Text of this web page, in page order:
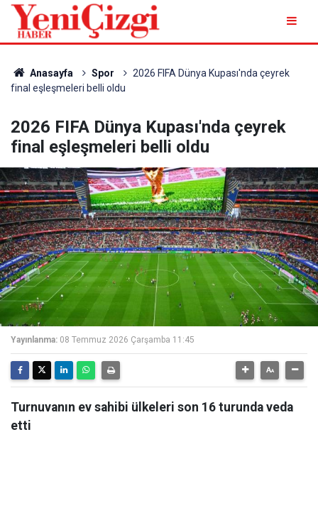
Anasayfa Spor
2026 FIFA Dünya Kupası'nda çeyrek
final eşleşmeleri belli oldu
2026 FIFA Dünya Kupası'nda çeyrek
final eşleşmeleri belli oldu
Yayınlanma: 08 Temmuz 2026 Çarşamba 11:45
Turnuvanın ev sahibi ülkeleri son 16 turunda veda
etti